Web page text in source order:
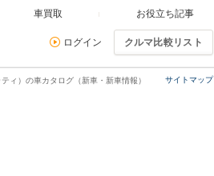
車買取 お役立ち記事
ログイン クルマ比較リスト
サイトマップ
ィ）の車カタログ（新車・新車情報）